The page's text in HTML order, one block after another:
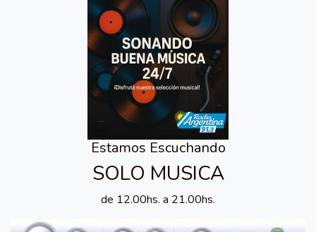
Estamos Escuchando
SOLO MUSICA
de 12.00hs. a 21.00hs.